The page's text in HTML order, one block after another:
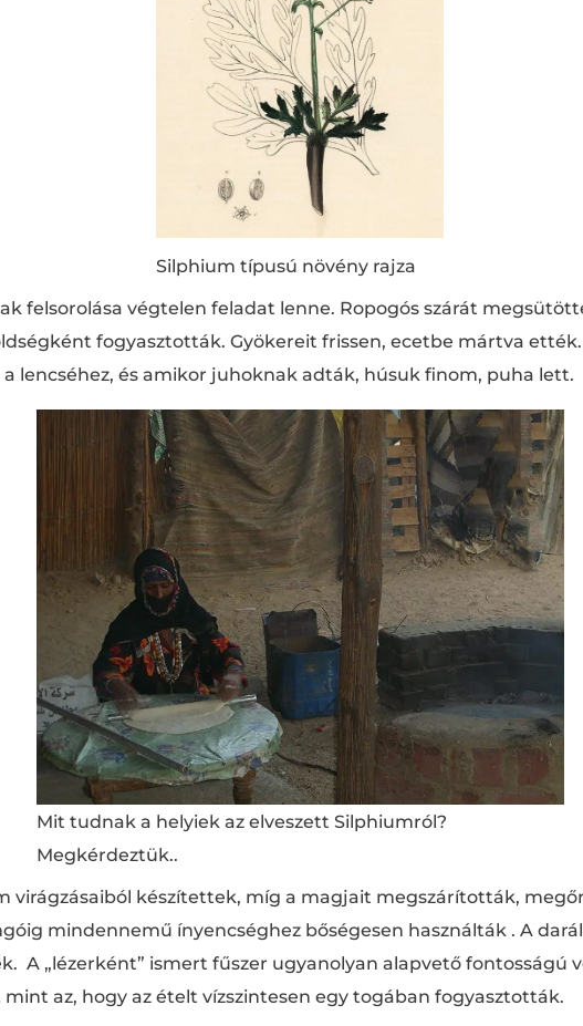
Silphium típusú növény rajza
felsorolása végtelen feladat lenne. Ropogós szárát
fogyasztották. Gyökereit frissen, ecetbe mártva
lencséhez, és amikor juhoknak adták, húsuk finom, puha lett.
Mit tudnak a helyiek az elveszett Silphiumról?
Megkérdeztük..
virágzásaiból készítettek, míg a magjait megszárították,
mindennemű ínyencséghez bőségesen használták . A
A „lézerként” ismert fűszer ugyanolyan alapvető fontosságú
mint az, hogy az ételt vízszintesen egy togában fogyasztották.